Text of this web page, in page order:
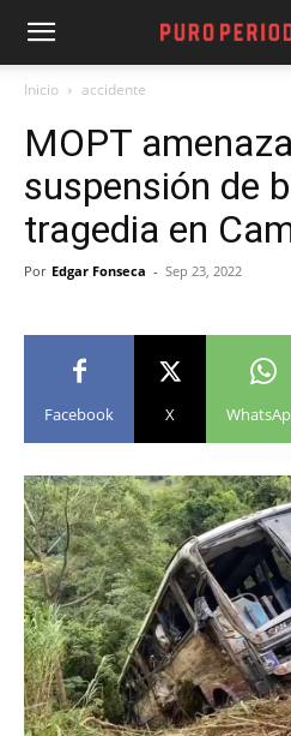
Inicio accidente
MOPT
suspensión de
tragedia en
Por Edgar Fonseca - Sep 23, 2022
Facebook X